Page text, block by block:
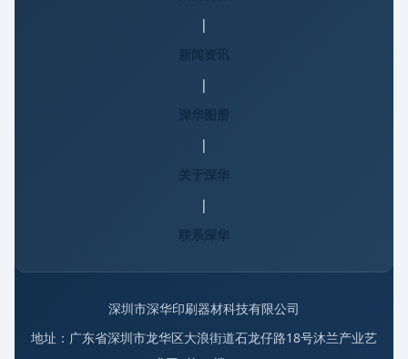
|
|
|
|
联系深华
深圳市深华印刷器材科技有限公司
地址：广东省深圳市龙华区大浪街道石龙仔路18号沐兰产业艺